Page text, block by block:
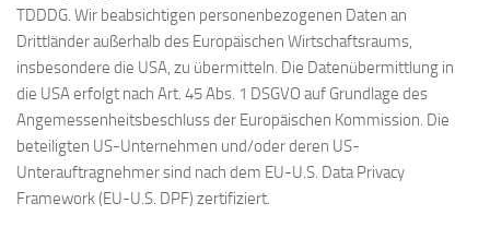
TDDDG. Wir beabsichtigen personenbezogenen Daten an
Drittländer außerhalb des Europäischen Wirtschaftsraums,
insbesondere die USA, zu übermitteln. Die Datenübermittlung in
die USA erfolgt nach Art. 45 Abs. 1 DSGVO auf Grundlage des
Angemessenheitsbeschluss der Europäischen Kommission. Die
beteiligten US-Unternehmen und/oder deren US-
Unterauftragnehmer sind nach dem EU-U.S. Data Privacy
Framework (EU-U.S. DPF) zertifiziert.